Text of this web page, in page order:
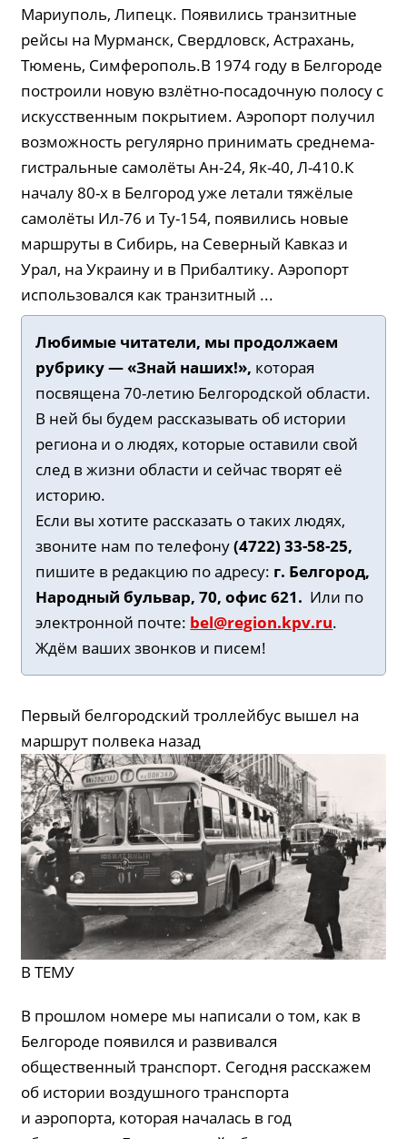
Мариуполь, Липецк. Появились транзитные
рейсы на Мурманск, Свердловск, Астрахань,
Тюмень, Симферополь.В 1974 году в Белгороде
построили новую взлёт­но-по­са­доч­ную полосу с
искусственным покрытием. Аэропорт полу­чил
возможность регулярно принимать среднема­
гист­раль­ные самолёты Ан-24, Як-40, Л-410.К
началу 80-х в Белгород уже летали тяжёлые
самолёты Ил-76 и Ту-154, появились новые
маршруты в Сибирь, на Северный Кавказ и
Урал, на Украину и в Прибалтику. Аэропорт
использовался как транзитный ...
Любимые читатели, мы продолжаем
рубрику — «Знай наших!», которая
посвящена 70-летию Белгородской области.
В ней бы будем рассказывать об истории
региона и о людях, которые оставили свой
след в жизни области и сейчас творят её
историю.
Если вы хотите рассказать о таких людях,
звоните нам по телефону(4722) 33-58-25,
пишите в редакцию по адресу: г. Белгород,
Народный бульвар, 70, офис 621. Или по
электронной почте: bel@region.kpv.ru.
Ждём ваших звонков и писем!
Первый белгородский троллейбус вышел на
маршрут полвека назад
В ТЕМУ
В прошлом номере мы написали о том, как в
Белгороде появился и развивался
общественный транспорт. Сегодня расскажем
об истории воздушного транспорта
и аэропорта, которая началась в год